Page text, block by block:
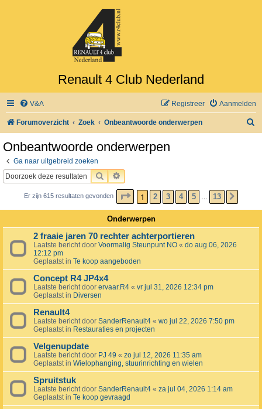
Renault 4 Club Nederland
V&A Aanmelden
Registreer
Forumoverzicht Zoek Onbeantwoorde onderwerpen
Onbeantwoorde onderwerpen
Ga naar uitgebreid zoeken
ZOEKUITGEBREID ZOEKEN
Er zijn 615 resultaten gevonden PAGINA VAN 13
1 2 3 4 5 13
Onderwerpen
2 fraaie jaren 70 rechter achterportieren
Laatste bericht door Voormalig Steunpunt NO « do aug 06, 2026
12:12 pm
Geplaatst in Te koop aangeboden
Concept R4 JP4x4
Laatste bericht door ervaar.R4 « vr jul 31, 2026 12:34 pm
Geplaatst in Diversen
Renault4
Laatste bericht door SanderRenault4 « wo jul 22, 2026 7:50 pm
Geplaatst in Restauraties en projecten
Velgenupdate
Laatste bericht door PJ 49 « zo jul 12, 2026 11:35 am
Geplaatst in Wielophanging, stuurinrichting en wielen
Spruitstuk
Laatste bericht door SanderRenault4 « za jul 04, 2026 1:14 am
Geplaatst in Te koop gevraagd